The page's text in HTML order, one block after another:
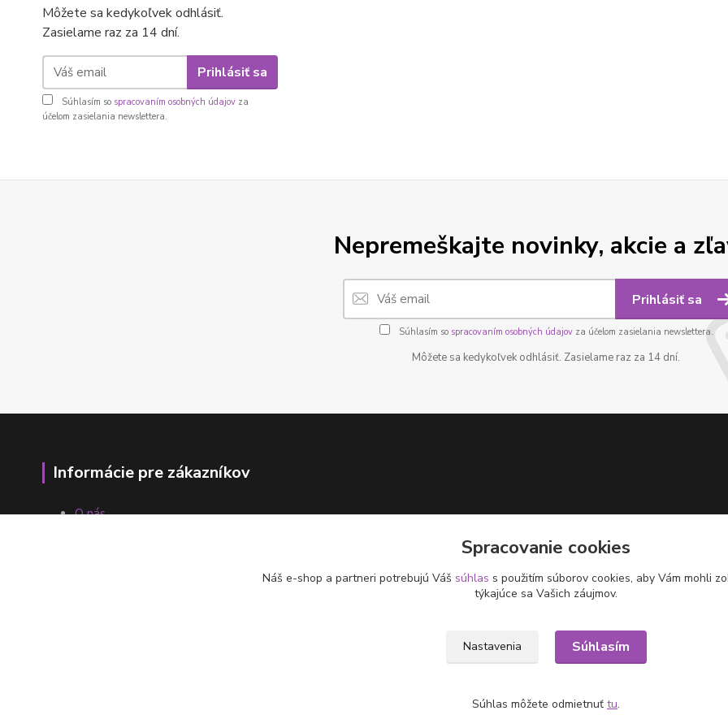
Môžete sa kedykoľvek odhlásiť.
Zasielame raz za 14 dní.
Prihlásiť sa
Súhlasím so spracovaním osobných údajov za
účelom zasielania newslettera.
Nepremeškajte novinky, akcie a
Prihlásiť sa
Súhlasím so spracovaním osobných údajovza účelom zasielania newslettera.
Môžete sa kedykoľvek odhlásiť. Zasielame raz za 14 dní.
Informácie pre zákazníkov
O nás
Spracovanie cookies
Náš e-shop a partneri potrebujú Váš súhlas s použitím súborov cookies, aby Vám mohli
týkajúce sa Vašich záujmov.
Nastavenia Súhlasím
Súhlas môžete odmietnuť tu.